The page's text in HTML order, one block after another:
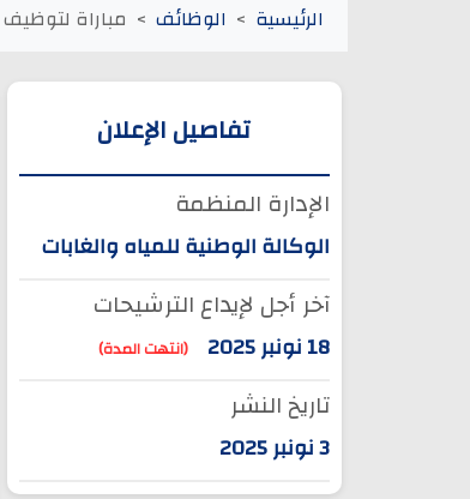
الرئيسية الوظائف مباراة
تفاصيل الإعلان
الإدارة المنظمة
الوكالة الوطنية للمياه والغابات
آخر أجل لإيداع الترشيحات
18 نونبر 2025 (انتهت المدة)
تاريخ النشر
3 نونبر 2025